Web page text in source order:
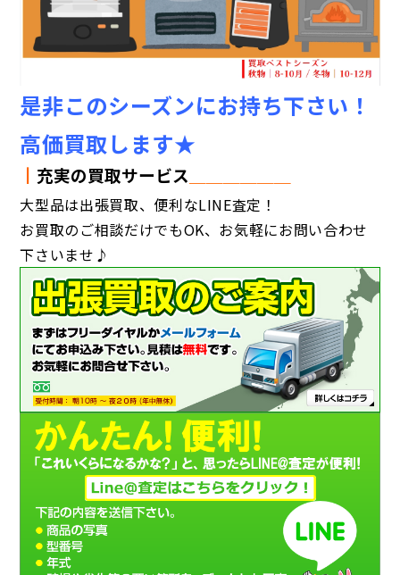
是非このシーズンにお持ち下さい！
高価買取します★
┃ 充実の買取サービス
大型品は出張買取、便利なLINE査定！
お買取のご相談だけでもOK、お気軽にお問い合わせ
下さいませ♪